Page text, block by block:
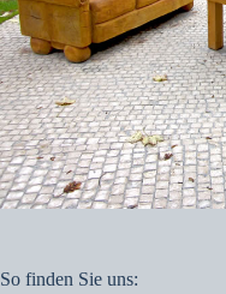
So finden Sie uns: